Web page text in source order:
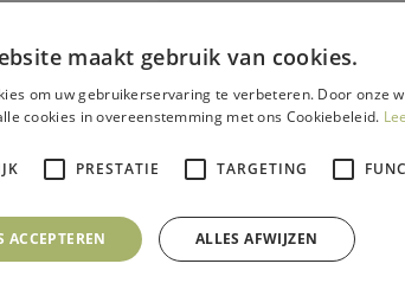
Lauw
Alternatieve
Merk
Extra
maakt gebruik van cookies.
om uw gebruikerservaring te verbeteren. Door onze
cookies in overeenstemming met ons Cookiebeleid.
PRESTATIE TARGETING
ACCEPTEREN ALLES AFWIJZEN